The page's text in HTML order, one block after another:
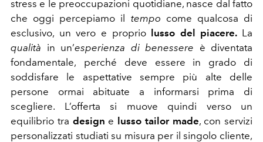
stress e le preoccupazioni quotidiane, nasce dal fatto
che oggi percepiamo il tempo come qualcosa di
esclusivo, un vero e proprio
lusso del piacere. La
qualità in un’esperienza di benessere è diventata
fondamentale,
perché deve essere in grado di
soddisfare le aspettative sempre più alte delle
persone ormai abituate a informarsi prima di
scegliere. L’offerta si muove quindi verso un
equilibrio tra design e lusso tailor made, con servizi
personalizzati studiati su misura per il singolo cliente,